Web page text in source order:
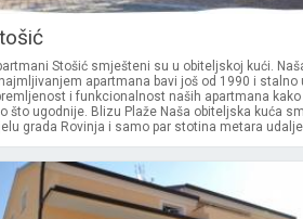
Stošić smješteni su u obiteljskoj kući.
apartmana bavi još od 1990 i stalno
i funkcionalnost naših apartmana
što ugodnije. Blizu Plaže Naša obiteljska kuća
grada Rovinja i samo par stotina metara